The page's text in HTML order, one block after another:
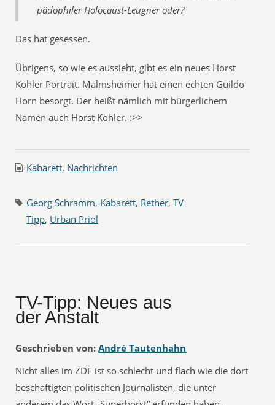
pädophiler Holocaust-Leugner oder?
Das hat gesessen.
Übrigens, so wie es aussieht, gibt es ein neues Horst
Köhler Portrait. Malmsheimer hat einen echten Guildo
Horn besorgt. Der heißt nämlich mit bürgerlichem
Namen auch Horst Köhler. :>>
Kabarett, Nachrichten
Georg Schramm, Kabarett, Rether,TV
Tipp, Urban Priol
TV-Tipp: Neues aus
der Anstalt
Geschrieben von: André Tautenhahn
Nicht alles im ZDF ist so schlecht und flach wie die dort
beschäftigten politischen Journalisten, die unter